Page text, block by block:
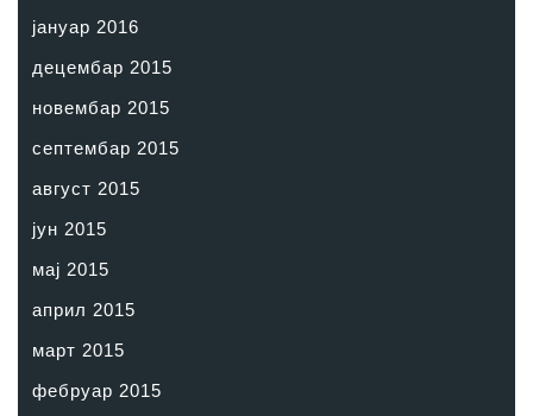
јануар 2016
децембар 2015
новембар 2015
септембар 2015
август 2015
јун 2015
мај 2015
април 2015
март 2015
фебруар 2015